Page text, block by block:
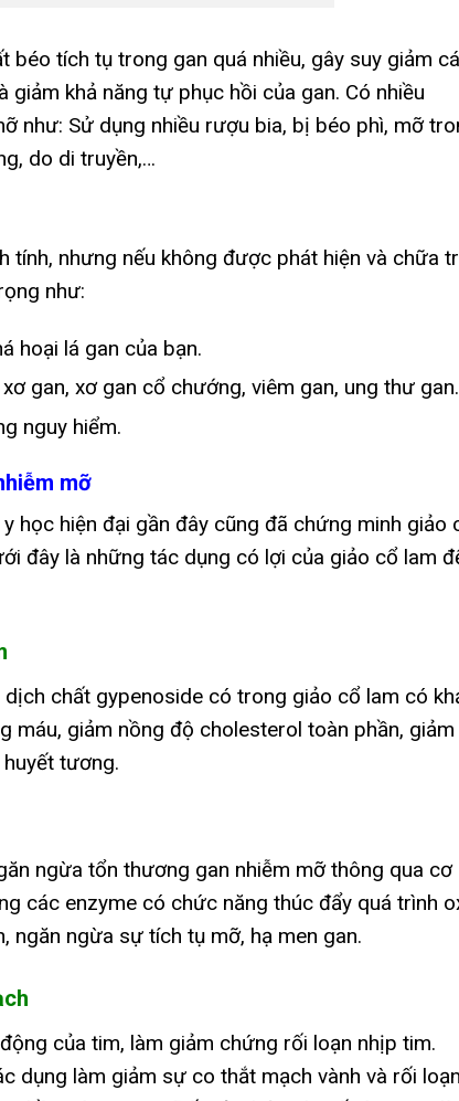
béo tích tụ trong gan quá nhiều, gây suy giảm
khả năng tự phục hồi của gan. Có nhiều
như: Sử dụng nhiều rượu bia, bị béo phì, mỡ
do di truyền,…
tính, nhưng nếu không được phát hiện và chữa
như:
hoại lá gan của bạn.
gan, xơ gan cổ chướng, viêm gan, ung thư gan.
nguy hiểm.
mỡ
học hiện đại gần đây cũng đã chứng minh giảo
đây là những tác dụng có lợi của giảo cổ lam
chất gypenoside có trong giảo cổ lam có
máu, giảm nồng độ cholesterol toàn phần, giảm
tương.
ngừa tổn thương gan nhiễm mỡ thông qua cơ
các enzyme có chức năng thúc đẩy quá trình
ngăn ngừa sự tích tụ mỡ, hạ men gan.
của tim, làm giảm chứng rối loạn nhịp tim.
dụng làm giảm sự co thắt mạch vành và rối loạn